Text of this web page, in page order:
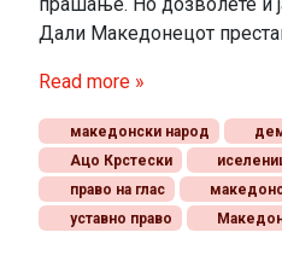
Дали Македонецот
Read more »
македонски народ
Ацо Крстески
право на глас
уставно право